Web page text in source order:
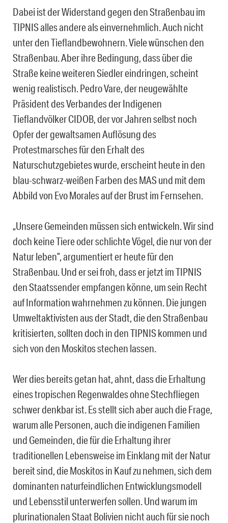
Dabei ist der Widerstand gegen den Straßenbau im
TIPNIS alles andere als einvernehmlich. Auch nicht
unter den Tieflandbewohnern. Viele wünschen den
Straßenbau. Aber ihre Bedingung, dass über die
Straße keine weiteren Siedler eindringen, scheint
wenig realistisch. Pedro Vare, der neugewählte
Präsident des Verbandes der Indigenen
Tieflandvölker CIDOB, der vor Jahren selbst noch
Opfer der gewaltsamen Auflösung des
Protestmarsches für den Erhalt des
Naturschutzgebietes wurde, erscheint heute in den
blau-schwarz-weißen Farben des MAS und mit dem
Abbild von Evo Morales auf der Brust im Fernsehen.
„Unsere Gemeinden müssen sich entwickeln.Wir sind
doch keine Tiere oder schlichte Vögel, die nur von der
Natur leben”, argumentiert er heute für den
Straßenbau. Und er sei froh, dass er jetzt im TIPNIS
den Staatssender empfangen könne, um sein Recht
auf Information wahrnehmen zu können. Die jungen
Umweltaktivisten aus der Stadt, die den Straßenbau
kritisierten, sollten doch in den TIPNIS kommen und
sich von den Moskitos stechen lassen.
Wer dies bereits getan hat, ahnt, dass die Erhaltung
eines tropischen Regenwaldes ohne Stechfliegen
schwer denkbar ist. Es stellt sich aber auch die Frage,
warum alle Personen, auch die indigenen Familien
und Gemeinden, die für die Erhaltung ihrer
traditionellen Lebensweise im Einklang mit der Natur
bereit sind, die Moskitos in Kauf zu nehmen, sich dem
dominanten naturfeindlichen Entwicklungsmodell
und Lebensstil unterwerfen sollen. Und warum im
plurinationalen Staat Bolivien nicht auch für sie noch